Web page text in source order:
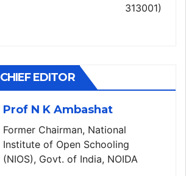
313001)
CHIEF EDITOR
Prof N K Ambashat
Former Chairman, National
Institute of Open Schooling
(NIOS), Govt. of India, NOIDA